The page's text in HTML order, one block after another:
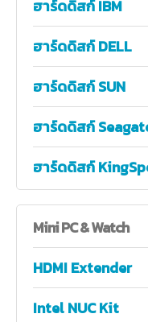
ฮาร์ดดิสก์ IBM
ฮาร์ดดิสก์ DELL
ฮาร์ดดิสก์ SUN
ฮาร์ดดิสก์
ฮาร์ดดิสก์
MiniPC & Watch
HDMI Extender
Intel NUC Kit